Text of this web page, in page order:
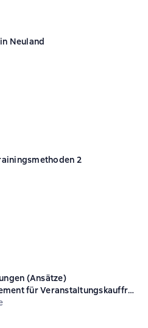
Neuland
рейтинг 0 на основе 0 оценок
2
рейтинг 0 на основе 0 оценок
(Ansätze)
für Veranstaltungskauffrau
рейтинг 0 на основе 0 оценок